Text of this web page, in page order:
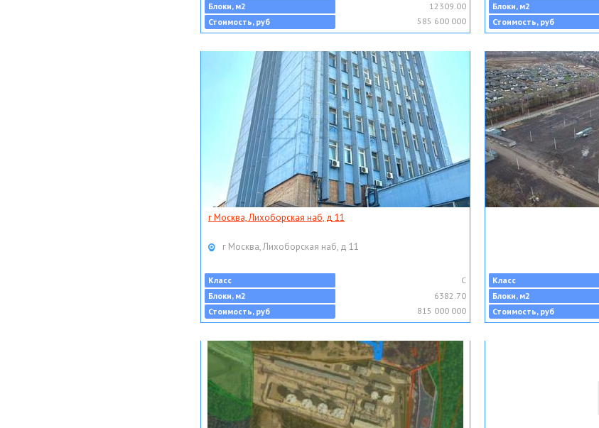
Блоки, м2
12309.00
Стоимость, руб
585 600 000
Блоки, м2
Стоимость, руб
г Москва, Лихоборская наб, д 11
г Москва, Лихоборская наб, д 11
Класс
C
Блоки, м2
6382.70
Стоимость, руб
815 000 000
Класс
Блоки, м2
Стоимость, руб